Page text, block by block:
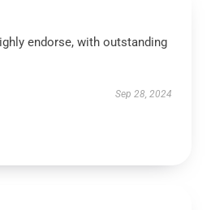
endorse, with outstanding
Sep 28, 2024